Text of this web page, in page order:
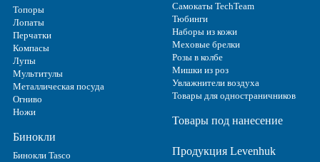
Топоры
Лопаты
Перчатки
Компасы
Лупы
Мультитулы
Металлическая посуда
Огниво
Ножи
Бинокли
Бинокли Tasco
Самокаты TechTeam
Тюбинги
Наборы из кожи
Меховые брелки
Розы в колбе
Мишки из роз
Увлажнители воздуха
Товары для одностраничников
Товары под нанесение
Продукция Levenhuk